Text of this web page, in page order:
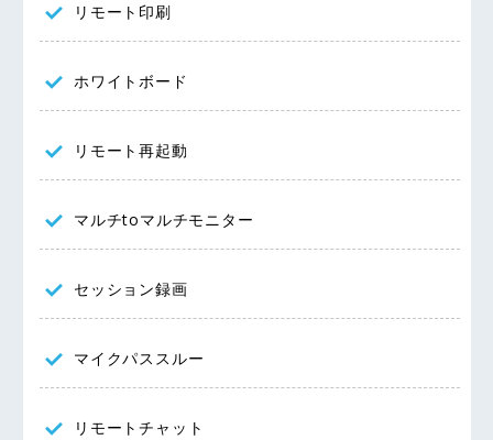
リモート印刷
ホワイトボード
リモート再起動
マルチtoマルチモニター
セッション録画
マイクパススルー
リモートチャット